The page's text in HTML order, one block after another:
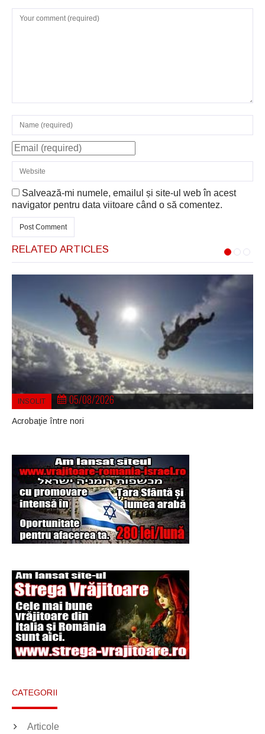
Salvează-mi numele, emailul și site-ul web în acest
navigator pentru data viitoare când o să comentez.
RELATED ARTICLES
INSOLIT 05/08/2026
Acrobaţie între nori
CATEGORII
Articole